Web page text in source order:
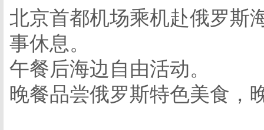
北京首都机场乘机赴俄罗斯
事休息。
午餐后海边自由活动。
晚餐品尝俄罗斯特色美食，